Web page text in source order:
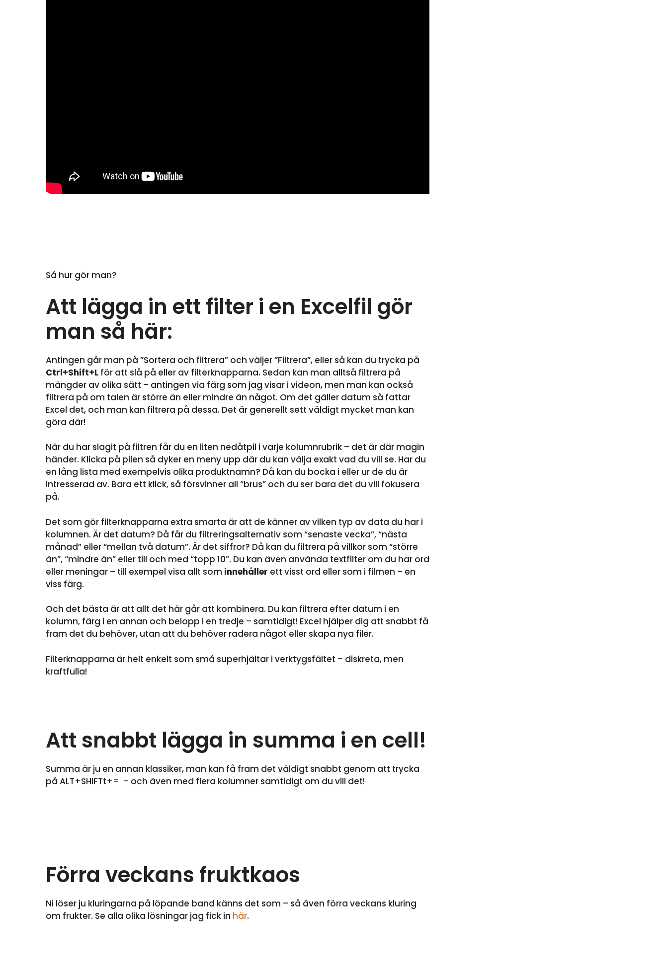
Så hur gör man?
Att lägga in ett filter i en Excelfil gör
man så här:
Antingen går man på ”Sortera och filtrera” och väljer ”Filtrera”, eller så kan du trycka på
Ctrl+Shift+L för att slå på eller av filterknapparna. Sedan kan man alltså filtrera på
mängder av olika sätt – antingen via färg som jag visar i videon, men man kan också
filtrera på om talen är större än eller mindre än något. Om det gäller datum så fattar
Excel det, och man kan filtrera på dessa. Det är generellt sett väldigt mycket man kan
göra där!
När du har slagit på filtren får du en liten nedåtpil i varje kolumnrubrik – det är där magin
händer. Klicka på pilen så dyker en meny upp där du kan välja exakt vad du vill se. Har du
en lång lista med exempelvis olika produktnamn? Då kan du bocka i eller ur de du är
intresserad av. Bara ett klick, så försvinner all “brus” och du ser bara det du vill fokusera
på.
Det som gör filterknapparna extra smarta är att de känner av vilken typ av data du har i
kolumnen. Är det datum? Då får du filtreringsalternativ som “senaste vecka”, “nästa
månad” eller “mellan två datum”. Är det siffror? Då kan du filtrera på villkor som “större
än”, “mindre än” eller till och med “topp 10”. Du kan även använda textfilter om du har ord
eller meningar – till exempel visa allt som innehåller ett visst ord eller som i filmen – en
viss färg.
Och det bästa är att allt det här går att kombinera. Du kan filtrera efter datum i en
kolumn, färg i en annan och belopp i en tredje – samtidigt! Excel hjälper dig att snabbt få
fram det du behöver, utan att du behöver radera något eller skapa nya filer.
Filterknapparna är helt enkelt som små superhjältar i verktygsfältet – diskreta, men
kraftfulla!
Att snabbt lägga in summa i en cell!
Summa är ju en annan klassiker, man kan få fram det väldigt snabbt genom att trycka
på ALT+SHIFTt+= – och även med flera kolumner samtidigt om du vill det!
Förra veckans fruktkaos
Ni löser ju kluringarna på löpande band känns det som – så även förra veckans kluring
om frukter. Se alla olika lösningar jag fick in här.